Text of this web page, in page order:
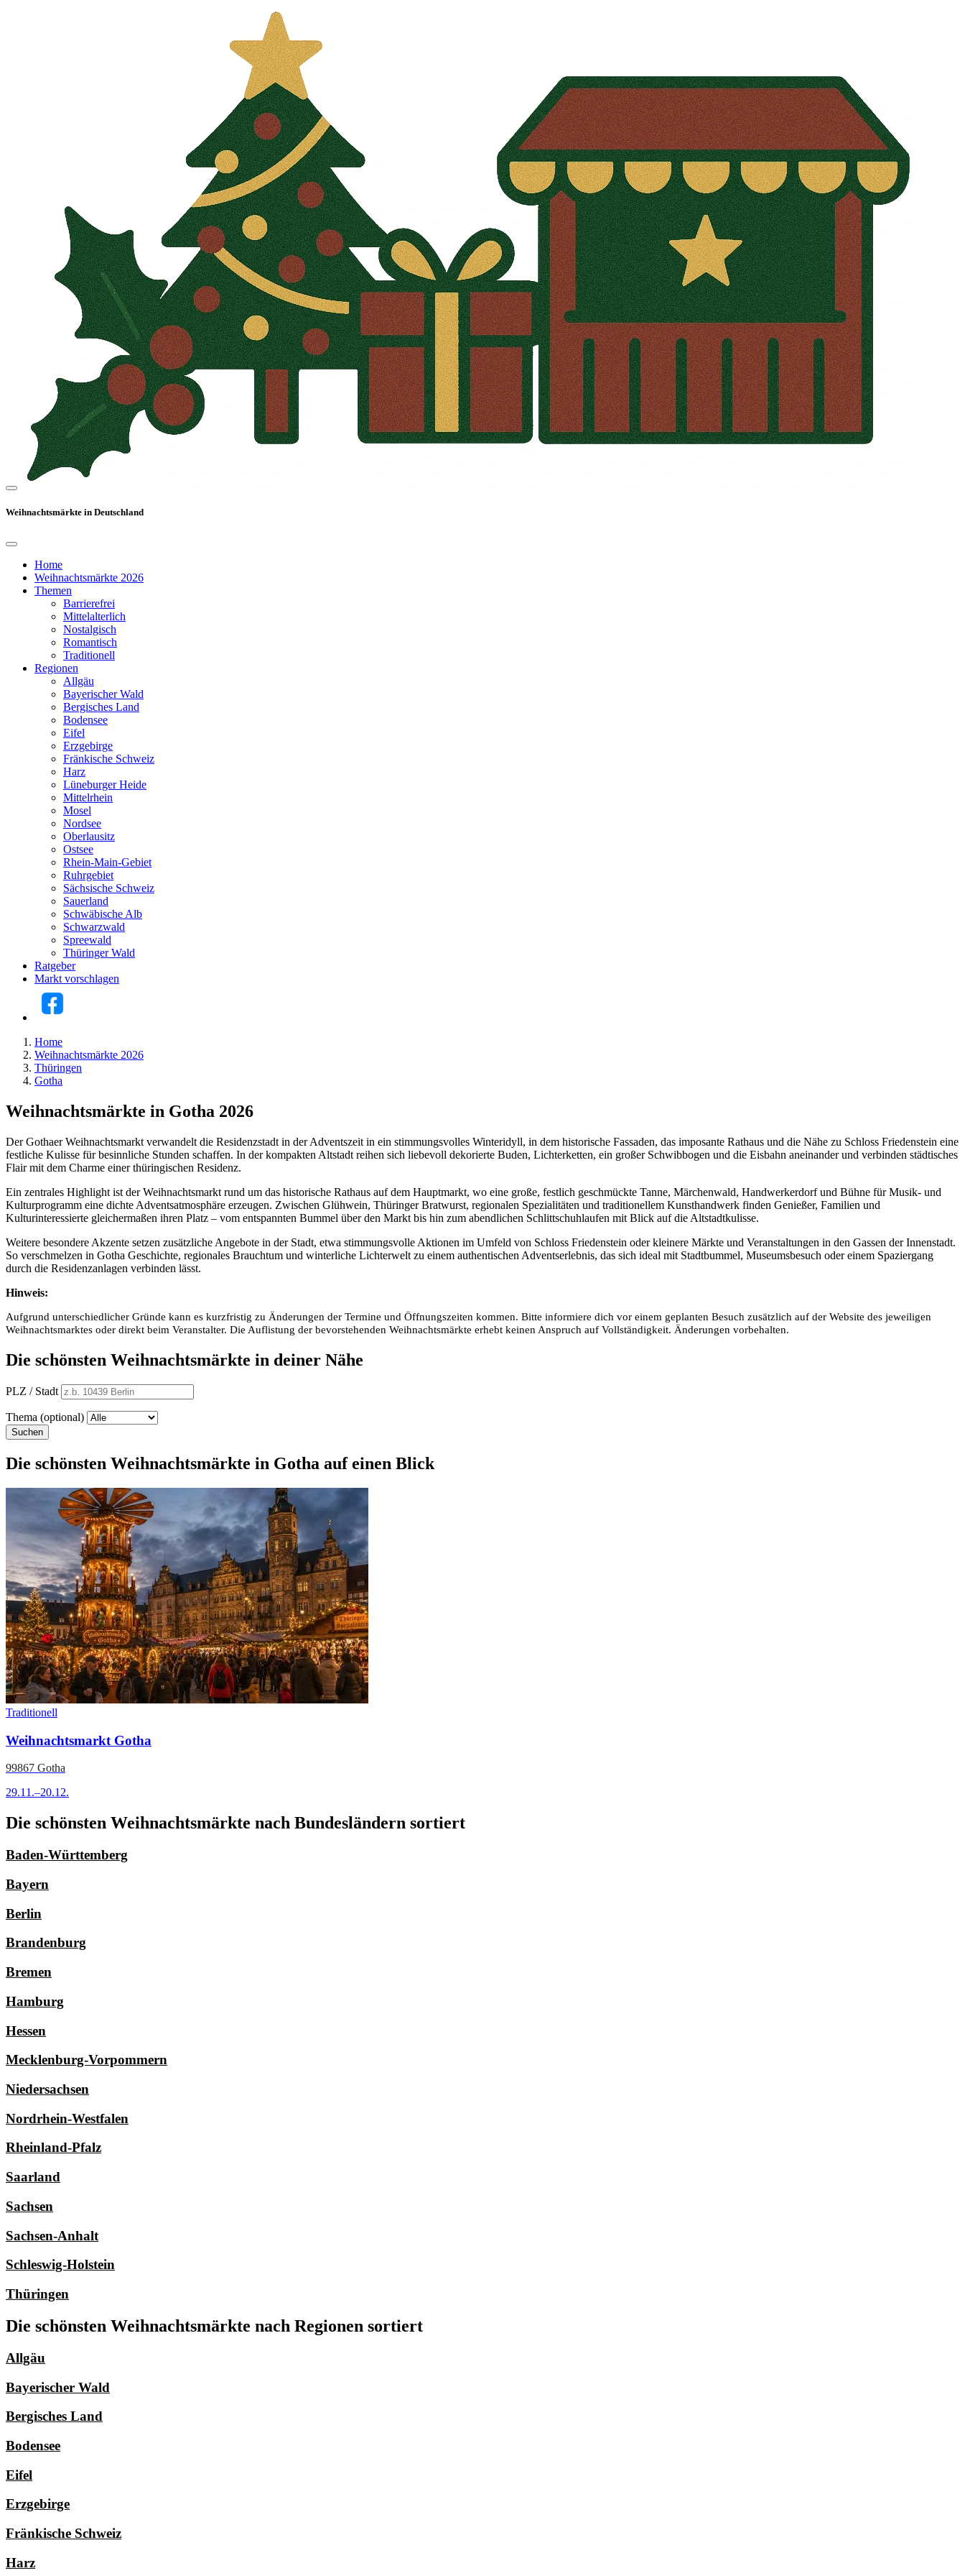
Weihnachtsmärkte in Deutschland
Home
Weihnachtsmärkte 2026
Themen
Barrierefrei
Mittelalterlich
Nostalgisch
Romantisch
Traditionell
Regionen
Allgäu
Bayerischer Wald
Bergisches Land
Bodensee
Eifel
Erzgebirge
Fränkische Schweiz
Harz
Lüneburger Heide
Mittelrhein
Mosel
Nordsee
Oberlausitz
Ostsee
Rhein-Main-Gebiet
Ruhrgebiet
Sächsische Schweiz
Sauerland
Schwäbische Alb
Schwarzwald
Spreewald
Thüringer Wald
Ratgeber
Markt vorschlagen
Home
Weihnachtsmärkte 2026
Thüringen
Gotha
Weihnachtsmärkte in Gotha 2026
Der Gothaer Weihnachtsmarkt verwandelt die Residenzstadt in der Adventszeit in ein stimmungsvolles Winteridyll, in dem historische Fassaden, das imposante Rathaus und die Nähe zu Schloss Friedenstein eine
festliche Kulisse für besinnliche Stunden schaffen. In der kompakten Altstadt reihen sich liebevoll dekorierte Buden, Lichterketten, ein großer Schwibbogen und die Eisbahn aneinander und verbinden städtisches
Flair mit dem Charme einer thüringischen Residenz.
Ein zentrales Highlight ist der Weihnachtsmarkt rund um das historische Rathaus auf dem Hauptmarkt, wo eine große, festlich geschmückte Tanne, Märchenwald, Handwerkerdorf und Bühne für Musik- und
Kulturprogramm eine dichte Adventsatmosphäre erzeugen. Zwischen Glühwein, Thüringer Bratwurst, regionalen Spezialitäten und traditionellem Kunsthandwerk finden Genießer, Familien und
Kulturinteressierte gleichermaßen ihren Platz – vom entspannten Bummel über den Markt bis hin zum abendlichen Schlittschuhlaufen mit Blick auf die Altstadtkulisse.
Weitere besondere Akzente setzen zusätzliche Angebote in der Stadt, etwa stimmungsvolle Aktionen im Umfeld von Schloss Friedenstein oder kleinere Märkte und Veranstaltungen in den Gassen der Innenstadt.
So verschmelzen in Gotha Geschichte, regionales Brauchtum und winterliche Lichterwelt zu einem authentischen Adventserlebnis, das sich ideal mit Stadtbummel, Museumsbesuch oder einem Spaziergang
durch die Residenzanlagen verbinden lässt.
Hinweis:
Aufgrund unterschiedlicher Gründe kann es kurzfristig zu Änderungen der Termine und Öffnungszeiten kommen. Bitte informiere dich vor einem geplanten Besuch zusätzlich auf der Website des jeweiligen
Weihnachtsmarktes oder direkt beim Veranstalter. Die Auflistung der bevorstehenden Weihnachtsmärkte erhebt keinen Anspruch auf Vollständigkeit. Änderungen vorbehalten.
Die schönsten Weihnachtsmärkte in deiner Nähe
PLZ / Stadt
Thema (optional)
Suchen
Die schönsten Weihnachtsmärkte in Gotha auf einen Blick
Traditionell
Weihnachtsmarkt Gotha
99867 Gotha
29.11.–20.12.
Die schönsten Weihnachtsmärkte nach Bundesländern sortiert
Baden-Württemberg
Bayern
Berlin
Brandenburg
Bremen
Hamburg
Hessen
Mecklenburg-Vorpommern
Niedersachsen
Nordrhein-Westfalen
Rheinland-Pfalz
Saarland
Sachsen
Sachsen-Anhalt
Schleswig-Holstein
Thüringen
Die schönsten Weihnachtsmärkte nach Regionen sortiert
Allgäu
Bayerischer Wald
Bergisches Land
Bodensee
Eifel
Erzgebirge
Fränkische Schweiz
Harz